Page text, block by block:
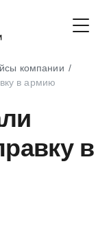
компании
в армию
в